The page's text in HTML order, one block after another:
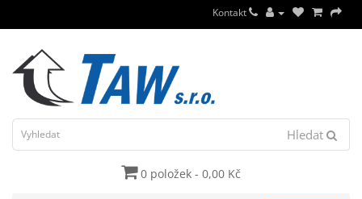
Kontakt
Hledat
0 položek - 0,00 Kč